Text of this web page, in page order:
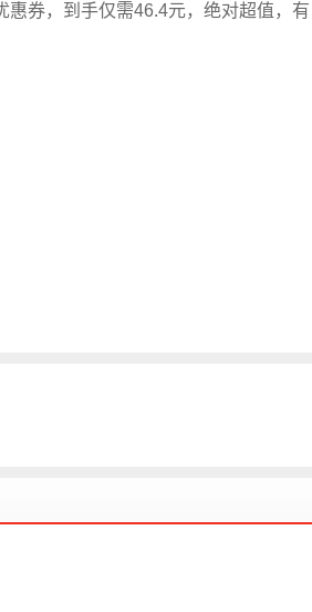
券，到手仅需46.4元，绝对超值，有